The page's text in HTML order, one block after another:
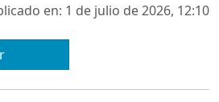
en: 1 de julio de 2026, 12:10